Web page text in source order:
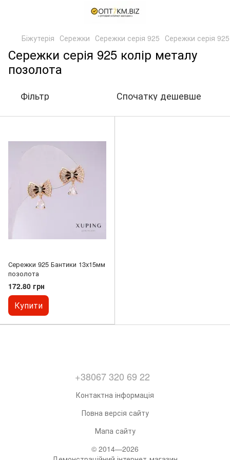
Біжутерія Сережки Сережки серія 925 Сережки серія
Сережки серія 925 колір металу
позолота
Фільтр Спочатку дешевше
Сережки 925 Бантики 13х15мм
позолота
172.80 грн
Купити
+38067 320 69 22
Контактна інформація
Повна версія сайту
Мапа сайту
© 2014—2026